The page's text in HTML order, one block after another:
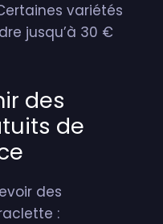
variétés
jusqu’à 30 €
des
de
des
: